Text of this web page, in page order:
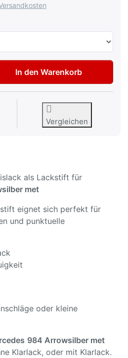
Lackstift für Mercedes 984
In den Warenkorb
Vergleichen
als Lackstift für
met
eignet sich perfekt für
und punktuelle
oder kleine
984 Arrowsilber met
Klarlack, oder mit Klarlack.